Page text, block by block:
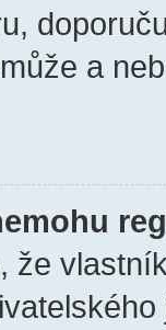
a
že